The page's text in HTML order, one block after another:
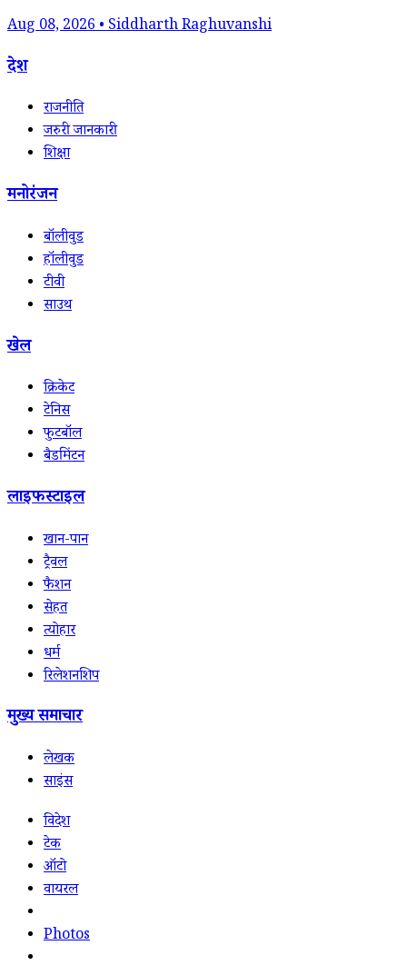
Aug 08, 2026 • Siddharth Raghuvanshi
देश
राजनीति
जरुरी जानकारी
शिक्षा
मनोरंजन
बॉलीवुड
हॉलीवुड
टीवी
साउथ
खेल
क्रिकेट
टेनिस
फुटबॉल
बैडमिंटन
लाइफस्टाइल
खान-पान
ट्रैवल
फैशन
सेहत
त्योहार
धर्म
रिलेशनशिप
मुख्य समाचार
लेखक
साइंस
विदेश
टेक
ऑटो
वायरल
Photos